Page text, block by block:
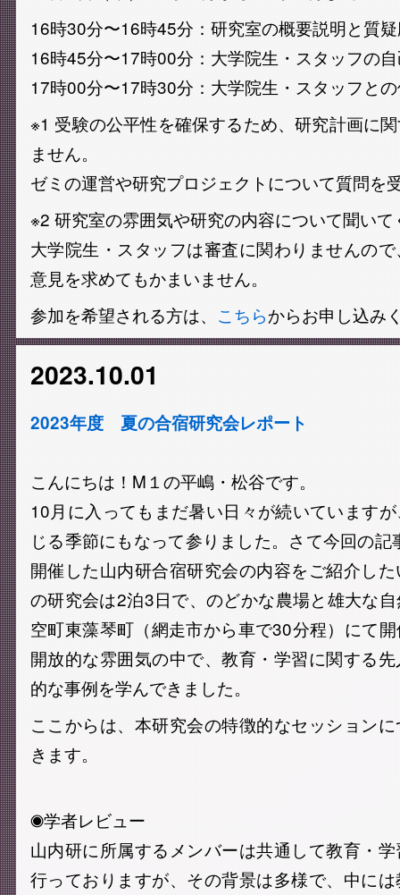
16時30分〜16時45分：研究室の概要説明と質
16時45分〜17時00分：大学院生・スタッフの
17時00分〜17時30分：大学院生・スタッフと
※1 受験の公平性を確保するため、研究計画に
ません。
ゼミの運営や研究プロジェクトについて質問を
※2 研究室の雰囲気や研究の内容について聞いて
大学院生・スタッフは審査に関わりませんの
意見を求めてもかまいません。
参加を希望される方は、 こちらからお申し込み
2023.10.01
2023年度 夏の合宿研究会レポート
こんにちは！M１の平嶋・松谷です。
10月に入ってもまだ暑い日々が続いています
じる季節にもなって参りました。さて今回の
開催した山内研合宿研究会の内容をご紹介し
の研究会は2泊3日で、のどかな農場と雄大な
空町東藻琴町（網走市から車で30分程）にて
開放的な雰囲気の中で、教育・学習に関する
的な事例を学んできました。
ここからは、本研究会の特徴的なセッション
きます。
◉学者レビュー
山内研に所属するメンバーは共通して教育・
行っておりますが、その背景は多様で、中に